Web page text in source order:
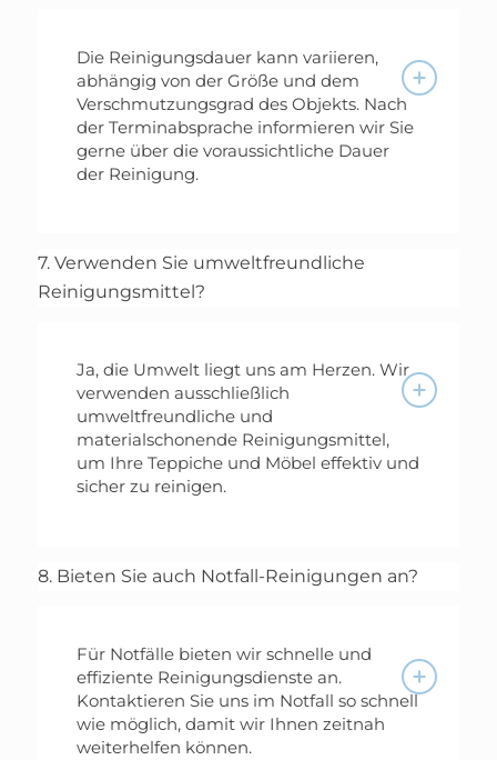
Die Reinigungsdauer kann variieren,
abhängig von der Größe und dem
Verschmutzungsgrad des Objekts. Nach
der Terminabsprache informieren wir Sie
gerne über die voraussichtliche Dauer
der Reinigung.
7. Verwenden Sie umweltfreundliche
Reinigungsmittel?
Ja, die Umwelt liegt uns am Herzen. Wir
verwenden ausschließlich
umweltfreundliche und
materialschonende Reinigungsmittel,
um Ihre Teppiche und Möbel effektiv und
sicher zu reinigen.
8. Bieten Sie auch Notfall-Reinigungen an?
Für Notfälle bieten wir schnelle und
effiziente Reinigungsdienste an.
Kontaktieren Sie uns im Notfall so schnell
wie möglich, damit wir Ihnen zeitnah
weiterhelfen können.